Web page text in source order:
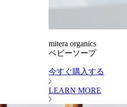
mitera organics
ベビーソープ
今すぐ購入する
LEARN MORE